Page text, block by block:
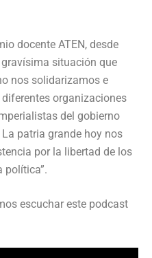
docente ATEN, desde
situación que
nos solidarizamos e
organizaciones
del gobierno
patria grande hoy nos
por la libertad de los
política”.
escuchar este podcast